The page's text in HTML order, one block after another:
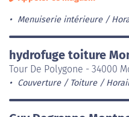
Menuiserie intérieure
hydrofuge toiture
Tour De Polygone - 34000
Couverture / Toiture